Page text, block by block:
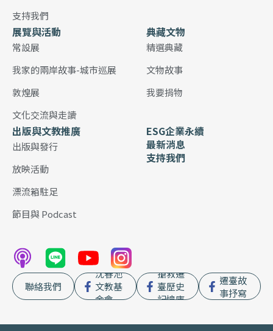
支持我們
展覽與活動
常設展
我家的兩岸故事-城市巡展
敦煌展
文化交流與走讀
典藏文物
精選典藏
文物故事
我要捐物
出版與文教推廣
出版與發行
放映活動
漂流箱駐足
節目與 Podcast
ESG企業永續
最新消息
支持我們
聯絡我們
沈春池
文教基
金會
搶救遷
臺歷史
記憶庫
遷臺故
事抒寫